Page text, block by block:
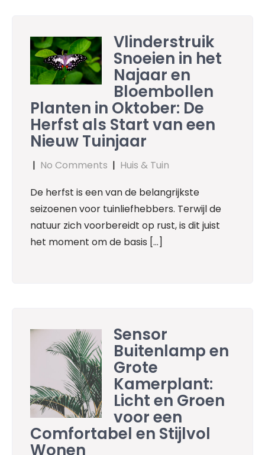
Vlinderstruik
Snoeien in het
Najaar en
Bloembollen
Planten in Oktober: De
Herfst als Start van een
Nieuw Tuinjaar
| No Comments | Huis & Tuin
De herfst is een van de belangrijkste
seizoenen voor tuinliefhebbers. Terwijl de
natuur zich voorbereidt op rust, is dit juist
het moment om de basis […]
Sensor
Buitenlamp en
Grote
Kamerplant:
Licht en Groen
voor een
Comfortabel en Stijlvol
Wonen